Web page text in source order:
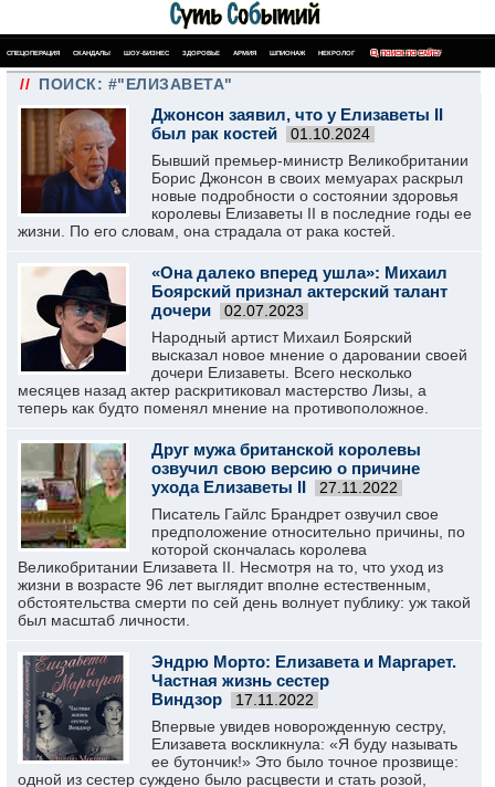
СПЕЦОПЕРАЦИЯ СКАНДАЛЫ ШОУ-БИЗНЕС ЗДОРОВЬЕ АРМИЯ ШПИОНАЖ НЕКРОЛОГ ПОИСК ПО САЙТУ
// ПОИСК: #"ЕЛИЗАВЕТА"
Джонсон заявил, что у Елизаветы II
был рак костей
01.10.2024
Бывший премьер-министр Великобритании
Борис Джонсон в своих мемуарах раскрыл
новые подробности о состоянии здоровья
королевы Елизаветы II в последние годы ее
жизни. По его словам, она страдала от рака костей.
«Она далеко вперед ушла»: Михаил
Боярский признал актерский талант
дочери
02.07.2023
Народный артист Михаил Боярский
высказал новое мнение о даровании своей
дочери Елизаветы. Всего несколько
месяцев назад актер раскритиковал мастерство Лизы, а
теперь как будто поменял мнение на противоположное.
Друг мужа британской королевы
озвучил свою версию о причине
ухода Елизаветы II
27.11.2022
Писатель Гайлс Брандрет озвучил свое
предположение относительно причины, по
которой скончалась королева
Великобритании Елизавета II. Несмотря на то, что уход из
жизни в возрасте 96 лет выглядит вполне естественным,
обстоятельства смерти по сей день волнует публику: уж такой
был масштаб личности.
Эндрю Морто: Елизавета и Маргарет.
Частная жизнь сестер
Виндзор
17.11.2022
Впервые увидев новорожденную сестру,
Елизавета воскликнула: «Я буду называть
ее бутончик!» Это было точное прозвище:
одной из сестер суждено было расцвести и стать розой,